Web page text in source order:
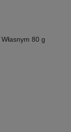
80 g